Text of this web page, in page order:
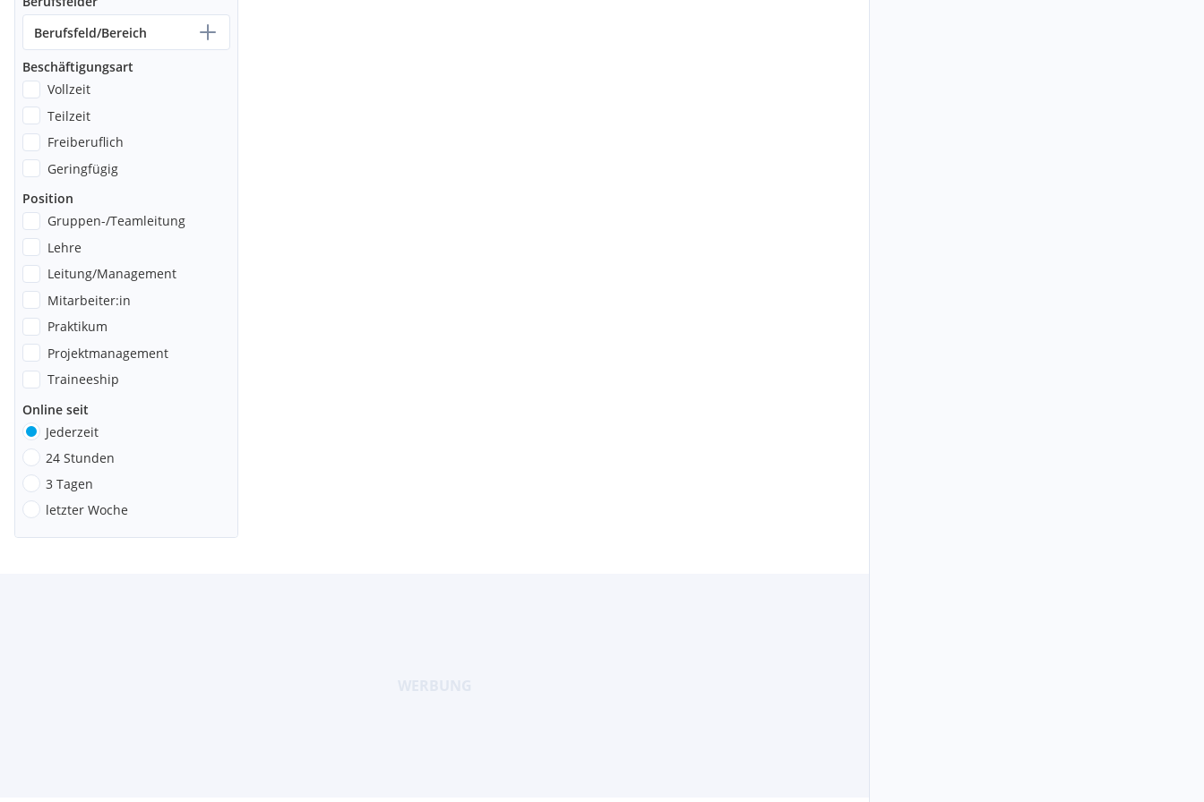
Berufsfeld/Bereich
Beschäftigungsart
Vollzeit
Teilzeit
Freiberuflich
Geringfügig
Position
Gruppen-/Teamleitung
Lehre
Leitung/Management
Mitarbeiter:in
Praktikum
Projektmanagement
Traineeship
Online seit
Jederzeit
24 Stunden
3 Tagen
letzter Woche